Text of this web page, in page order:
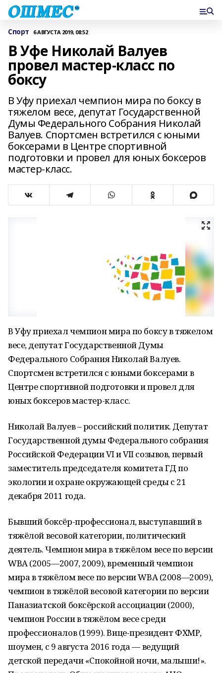
Спорт 6 АВГУСТА 2019, 08:52
В Уфе Николай Валуев
провел мастер-класс по
боксу
В Уфу приехал чемпион мира по боксу в
тяжелом весе, депутат Государственной
Думы Федерального Собрания Николай
Валуев. Спортсмен встретился с юными
боксерами в Центре спортивной
подготовки и провел для юных боксеров
мастер-класс.
В Уфу приехал чемпион мира по боксу в тяжелом
весе, депутат Государственной Думы
Федерального Собрания Николай Валуев.
Спортсмен встретился с юными боксерами в
Центре спортивной подготовки и провел для
юных боксеров мастер-класс.
Николай Валуев – российский политик. Депутат
Государственной думы Федерального собрания
Российской Федерации VI и VII созывов, первый
заместитель председателя комитета ГД по
экологии и охране окружающей среды с 21
декабря 2011 года.
Бывший боксёр-профессионал, выступавший в
тяжёлой весовой категории, политический
деятель. Чемпион мира в тяжёлом весе по версии
WBA (2005—2007, 2009), временный чемпион
мира в тяжёлом весе по версии WBA (2008—2009),
чемпион в тяжёлой весовой категории по версии
Паназиатской боксёрской ассоциации (2000),
чемпион России в тяжёлом весе среди
профессионалов (1999). Вице-президент ФХМР,
шоумен, с 9 августа 2016 года — ведущий
детской передачи «Спокойной ночи, малыши!».